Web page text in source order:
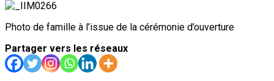
Photo de famille à l’issue de la cérémonie d’ouverture
Partager vers les réseaux